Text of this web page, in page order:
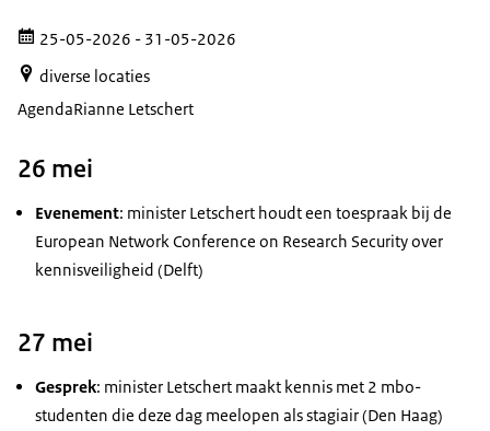
25-05-2026 - 31-05-2026
diverse locaties
AgendaRianne Letschert
26 mei
Evenement: minister Letschert houdt een toespraak bij de
European Network Conference on Research Securityover
kennisveiligheid (Delft)
27 mei
Gesprek: minister Letschert maakt kennis met 2 mbo-
studenten die deze dag meelopen als stagiair (Den Haag)